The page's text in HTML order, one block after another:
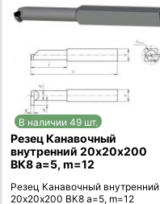
В наличии 49 шт.
Резец Канавочный
внутренний 20х20х200
ВК8 а=5, m=12
Резец Канавочный внутренний
20х20х200 ВК8 а=5, m=12